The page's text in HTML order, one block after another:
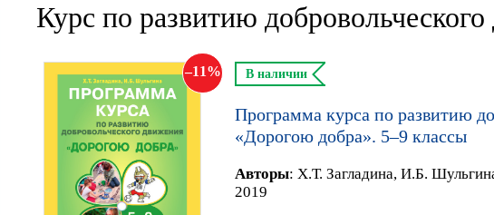
Курс по развитию
11 В наличии
Программа курса по развитию
«Дорогою добра». 5–9 классы
Авторы: Х.Т. Загладина, И.Б.
2019